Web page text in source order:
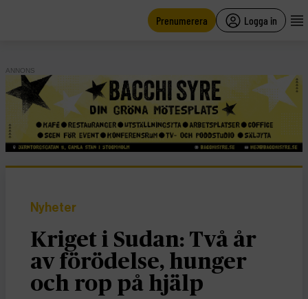
Prenumerera Logga in
ANNONS
Nyheter
Kriget i Sudan: Två år
av förödelse, hunger
och rop på hjälp